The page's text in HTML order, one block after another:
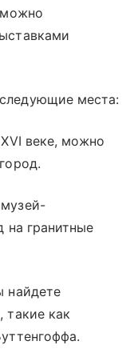
можно
места:
веке, можно
на гранитные
найдете
такие как